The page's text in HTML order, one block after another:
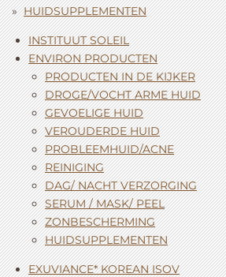
HUIDSUPPLEMENTEN
INSTITUUT SOLEIL
ENVIRON PRODUCTEN
PRODUCTEN IN DE KIJKER
DROGE/VOCHT ARME HUID
GEVOELIGE HUID
VEROUDERDE HUID
PROBLEEMHUID/ACNE
REINIGING
DAG/ NACHT VERZORGING
SERUM / MASK/ PEEL
ZONBESCHERMING
HUIDSUPPLEMENTEN
EXUVIANCE* KOREAN ISOV